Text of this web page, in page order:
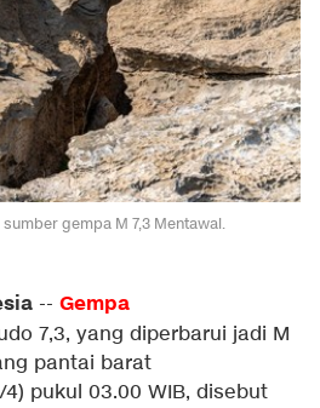
gempa M 7,3 Mentawai.
-- Gempa
7,3, yang diperbarui jadi M
pantai barat
pukul 03.00 WIB, disebut